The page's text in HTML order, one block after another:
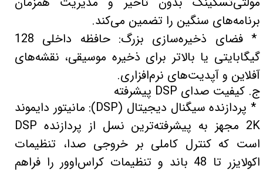
برنامه‌های سنگین را تضمین می‌کند.
* فضای ذخیره‌سازی بزرگ: حافظه داخلی 128
گیگابایتی یا بالاتر برای ذخیره موسیقی، نقشه‌های
آفلاین و آپدیت‌های نرم‌افزاری.
ج. کیفیت صدای DSP پیشرفته
* پردازنده سیگنال دیجیتال (DSP): مانیتور دایموند
2K مجهز به پیشرفته‌ترین نسل از پردازنده DSP
است که کنترل کاملی بر خروجی صدا، تنظیمات
اکولایزر تا 48 باند و تنظیمات کراس‌اوور را فراهم